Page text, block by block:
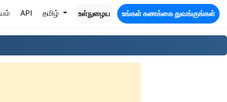
API தமிழ் உள்நுழைய உங்கள் கணக்கை துவங்குங்கள்